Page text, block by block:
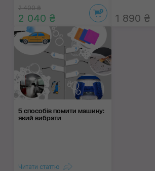
2 400 ₴
2 040 ₴ 1 890 ₴
5 способів помити машину:
який вибрати
Читати статтю